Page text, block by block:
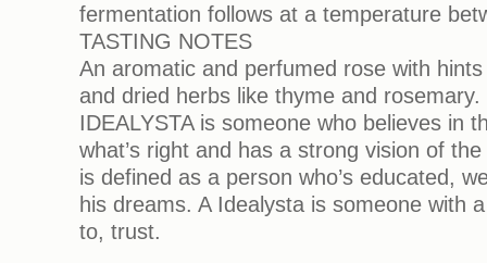
fermentation follows at a temperature
TASTING NOTES
An aromatic and perfumed rose with
and dried herbs like thyme and rosemary.
IDEALYSTA is someone who believes in
what’s right and has a strong vision of
is defined as a person who’s educated,
his dreams. A Idealysta is someone with
to, trust.